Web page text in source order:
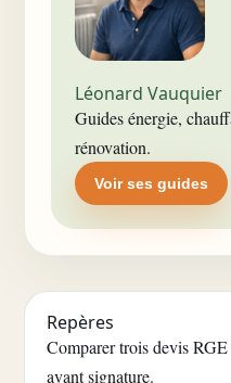
Léonard Vauquier
Guides énergie,
rénovation.
Voir ses guides
Repères
Comparer trois devis
avant signature.